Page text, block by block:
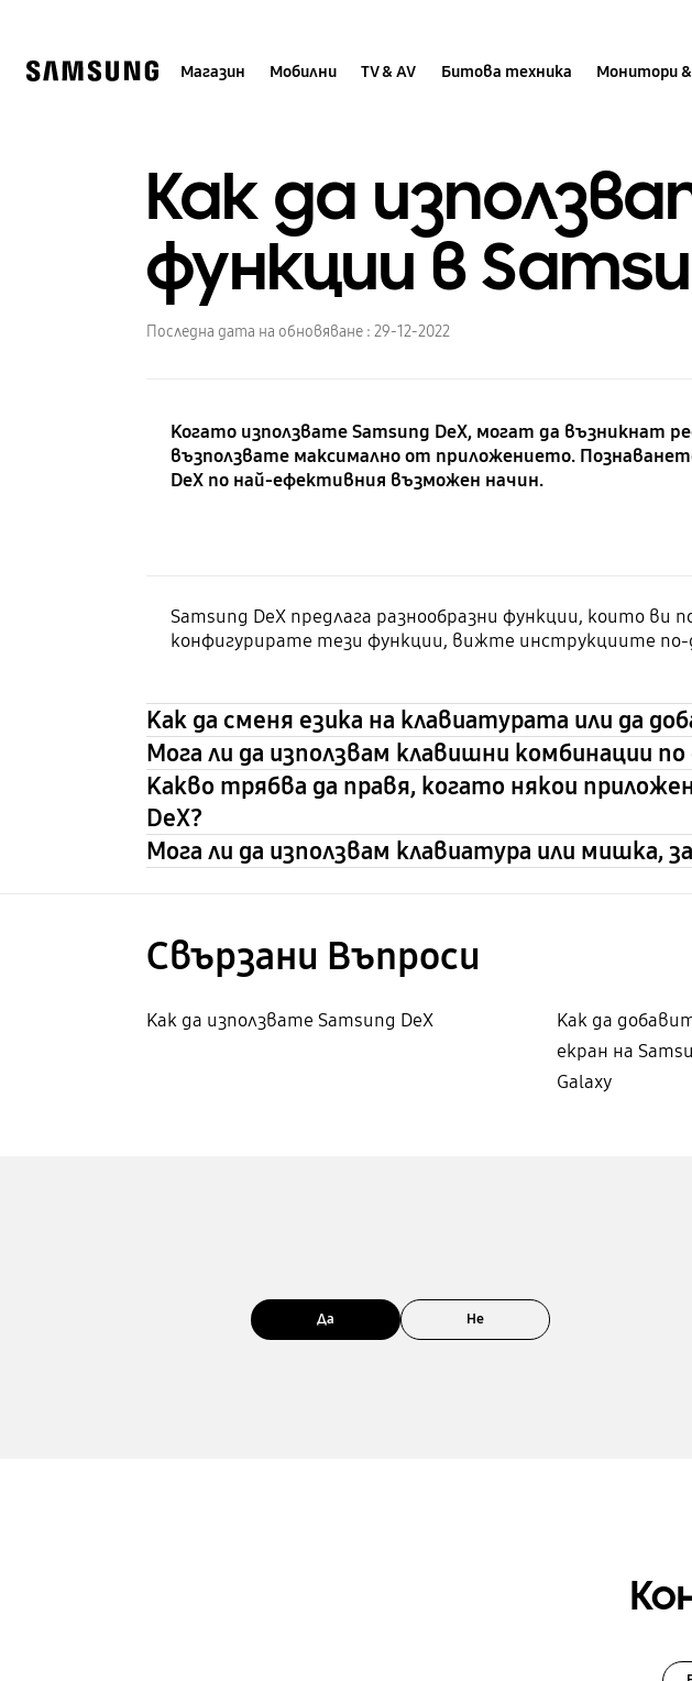
Магазин Мобилни TV & AV Битова техника Монитори
Как да
функции в
Последна дата на обновяване : 29-12-2022
Когато използвате Samsung DeX, могат да възникнат
възползвате максимално от приложението.
DeX по най-ефективния възможен начин.
Samsung DeX предлага разнообразни функции, които
конфигурирате тези функции, вижте инструкциите по-
Как да сменя езика на клавиатурата или да
Мога ли да използвам клавишни комбинации
Какво трябва да правя, когато някои
DeX?
Мога ли да използвам клавиатура или мишка,
Свързани Bъпроси
Как да използвате Samsung DeX
Как да
екран на
Galaxy
Да Не